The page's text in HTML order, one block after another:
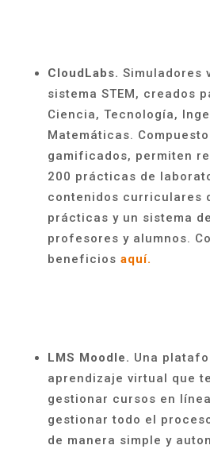
CloudLabs. Simuladores
sistema STEM, creados
Ciencia, Tecnología,
Matemáticas.
gamificados, permiten
200 prácticas de
contenidos curriculares
prácticas y un sistema
profesores y alumnos.
beneficios aquí.
LMS Moodle. Una
aprendizaje virtual que
gestionar cursos en
gestionar todo el
de manera simple y